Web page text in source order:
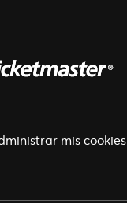
mis cookies